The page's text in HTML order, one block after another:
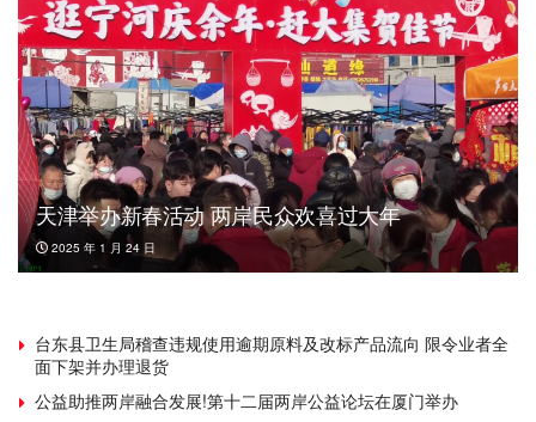
天津举办新春活动 两岸民众欢喜过大年
2025 年 1 月 24 日
台东县卫生局稽查违规使用逾期原料及改标产品流向 限令业者全
面下架并办理退货
公益助推两岸融合发展!第十二届两岸公益论坛在厦门举办